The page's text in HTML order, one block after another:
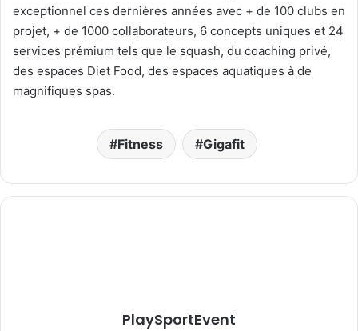
exceptionnel ces dernières années avec + de 100 clubs en
projet, + de 1000 collaborateurs, 6 concepts uniques et 24
services prémium tels que le squash, du coaching privé,
des espaces Diet Food, des espaces aquatiques à de
magnifiques spas.
Fitness Gigafit
PlaySportEvent